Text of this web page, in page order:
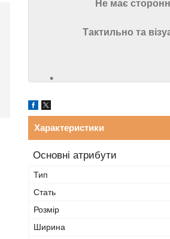
Не має
Тактильно та
Характеристики
Основні атрибути
Тип
Стать
Розмір
Ширина